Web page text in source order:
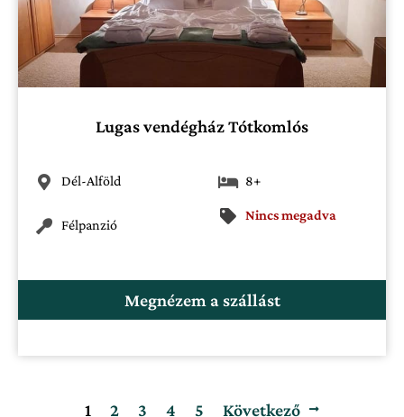
Lugas vendégház Tótkomlós
Dél-Alföld
Félpanzió
8+
Nincs megadva
Megnézem a szállást
1 2 3 4 5 Következő